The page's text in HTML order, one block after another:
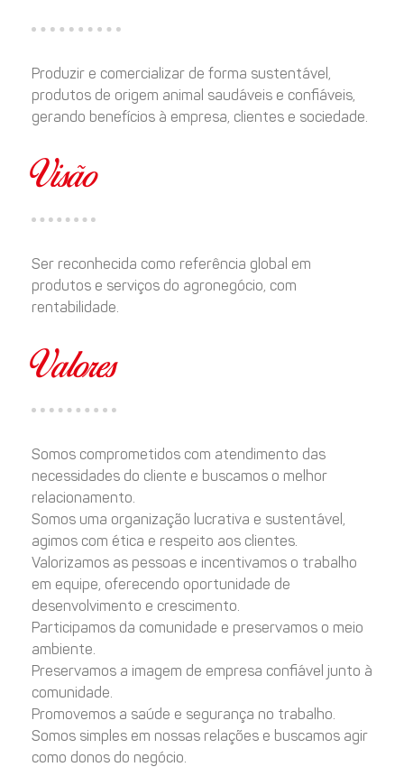
Produzir e comercializar de forma sustentável,
produtos de origem animal saudáveis e confiáveis,
gerando benefícios à empresa, clientes e sociedade.
Visão
Ser reconhecida como referência global em
produtos e serviços do agronegócio, com
rentabilidade.
Valores
Somos comprometidos com atendimento das
necessidades do cliente e buscamos o melhor
relacionamento.
Somos uma organização lucrativa e sustentável,
agimos com ética e respeito aos clientes.
Valorizamos as pessoas e incentivamos o trabalho
em equipe, oferecendo oportunidade de
desenvolvimento e crescimento.
Participamos da comunidade e preservamos o meio
ambiente.
Preservamos a imagem de empresa confiável junto à
comunidade.
Promovemos a saúde e segurança no trabalho.
Somos simples em nossas relações e buscamos agir
como donos do negócio.